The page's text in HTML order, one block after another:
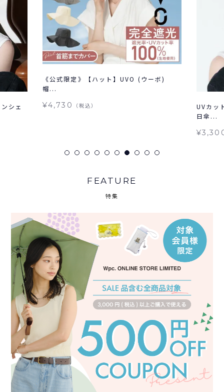
シェ
《公式限定》【ハット】UVO (ウーボ)
帽...
¥4,730 （税込）
UVカッ
日傘...
FEATURE
特集